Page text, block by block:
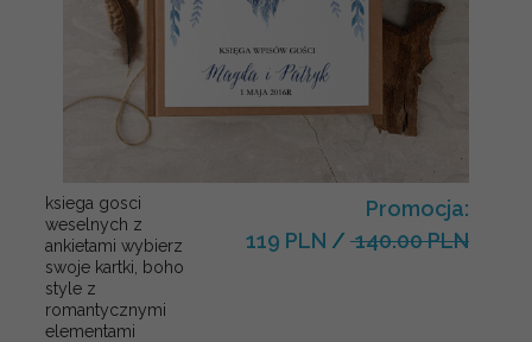
ksiega gosci
weselnych z
ankietami wybierz
swoje kartki, boho
style z
romantycznymi
elementami
Promocja:
119 PLN / 140.00 PLN